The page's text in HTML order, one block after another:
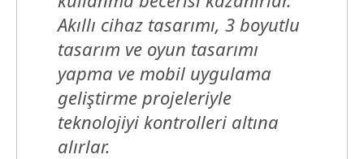
Akıllı cihaz tasarımı, 3 boyutlu
tasarım ve oyun tasarımı
yapma ve mobil uygulama
geliştirme projeleriyle
teknolojiyi kontrolleri altına
alırlar.